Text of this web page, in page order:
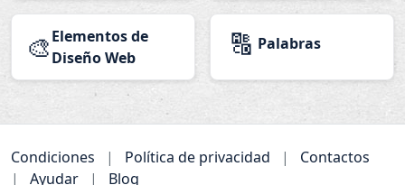
🎨Elementos de
Diseño Web
🔠 Palabras
Condiciones | Política de privacidad |
Contactos
|
Ayudar | Blog